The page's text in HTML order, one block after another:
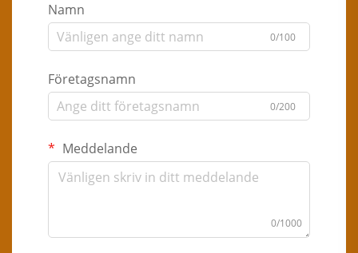
Namn
0/100
Företagsnamn
0/200
Meddelande
0/1000